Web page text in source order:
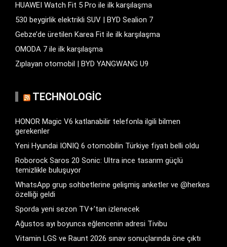
HUAWEI Watch Fit 5 Pro ile ilk karşılaşma
530 beygirlik elektrikli SUV | BYD Sealion 7
Gebze’de üretilen Karea Fit ile ilk karşılaşma
OMODA 7 ile ilk karşılaşma
Zıplayan otomobil | BYD YANGWANG U9
TECHNOLOGIC
HONOR Magic V6 katlanabilir telefonla ilgili bilmen
gerekenler
Yeni Hyundai IONIQ 6 otomobilin Türkiye fiyatı belli oldu
Roborock Saros 20 Sonic: Ultra ince tasarım güçlü
temizlikle buluşuyor
WhatsApp grup sohbetlerine gelişmiş anketler ve @herkes
özelliği geldi
Sporda yeni sezon TV+’tan izlenecek
Ağustos ayı boyunca eğlencenin adresi Tivibu
Vitamin LGS ve Raunt 2026 sınav sonuçlarında öne çıktı